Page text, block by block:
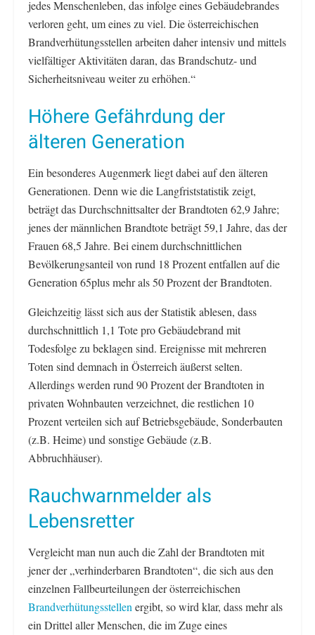
jedes Menschenleben, das infolge eines Gebäudebrandes
verloren geht, um eines zu viel. Die österreichischen
Brandverhütungsstellen arbeiten daher intensiv und mittels
vielfältiger Aktivitäten daran, das Brandschutz- und
Sicherheitsniveau weiter zu erhöhen.“
Höhere Gefährdung der
älteren Generation
Ein besonderes Augenmerk liegt dabei auf den älteren
Generationen. Denn wie die Langfriststatistik zeigt,
beträgt das Durchschnittsalter der Brandtoten 62,9 Jahre;
jenes der männlichen Brandtote beträgt 59,1 Jahre, das der
Frauen 68,5 Jahre. Bei einem durchschnittlichen
Bevölkerungsanteil von rund 18 Prozent entfallen auf die
Generation 65plus mehr als 50 Prozent der Brandtoten.
Gleichzeitig lässt sich aus der Statistik ablesen, dass
durchschnittlich 1,1 Tote pro Gebäudebrand mit
Todesfolge zu beklagen sind. Ereignisse mit mehreren
Toten sind demnach in Österreich äußerst selten.
Allerdings werden rund 90 Prozent der Brandtoten in
privaten Wohnbauten verzeichnet, die restlichen 10
Prozent verteilen sich auf Betriebsgebäude, Sonderbauten
(z.B. Heime) und sonstige Gebäude (z.B.
Abbruchhäuser).
Rauchwarnmelder als
Lebensretter
Vergleicht man nun auch die Zahl der Brandtoten mit
jener der „verhinderbaren Brandtoten“, die sich aus den
einzelnen Fallbeurteilungen der österreichischen
Brandverhütungsstellenergibt, so wird klar, dass mehr als
ein Drittel aller Menschen, die im Zuge eines